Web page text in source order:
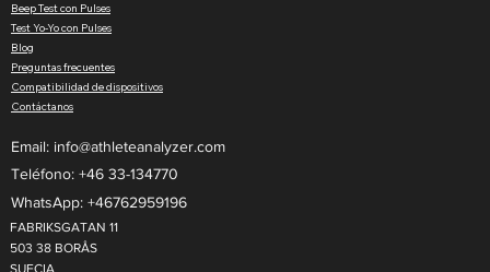
Beep Test con Pulses
Test Yo-Yo con Pulses
Blog
Preguntas frecuentes
Compatibilidad de dispositivos
Contáctanos
Email: info@athleteanalyzer.com
Teléfono: +46 33-134770​
WhatsApp: +46762959196
FABRIKSGATAN 11
503 38 BORÅS